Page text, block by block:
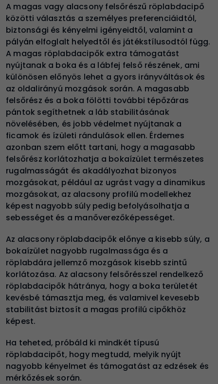
A magas vagy alacsony felsőrészű röplabdacipő
közötti választás a személyes preferenciáidtól,
biztonsági és kényelmi igényeidtől, valamint a
pályán elfoglalt helyedtől és játékstílusodtól függ.
A magas röplabdacipők extra támogatást
nyújtanak a boka és a lábfej felső részének, ami
különösen előnyös lehet a gyors irányváltások és
az oldalirányú mozgások során. A magasabb
felsőrész és a boka fölötti további tépőzáras
pántok segíthetnek a láb stabilitásának
növelésében, és jobb védelmet nyújtanak a
ficamok és ízületi rándulások ellen. Érdemes
azonban szem előtt tartani, hogy a magasabb
felsőrész korlátozhatja a bokaízület természetes
rugalmasságát és akadályozhat bizonyos
mozgásokat, például az ugrást vagy a dinamikus
mozgásokat, az alacsony profilú modellekhez
képest nagyobb súly pedig befolyásolhatja a
sebességet és a manőverezőképességet.
Az alacsony röplabdacipők előnye a kisebb súly, a
bokaízület nagyobb rugalmassága és a
röplabdára jellemző mozgások kisebb szintű
korlátozása. Az alacsony felsőrésszel rendelkező
röplabdacipők hátránya, hogy a boka területét
kevésbé támasztja meg, és valamivel kevesebb
stabilitást biztosít a magas profilú cipőkhöz
képest.
Ha teheted, próbáld ki mindkét típusú
röplabdacipőt, hogy megtudd, melyik nyújt
nagyobb kényelmet és támogatást az edzések és
mérkőzések során.